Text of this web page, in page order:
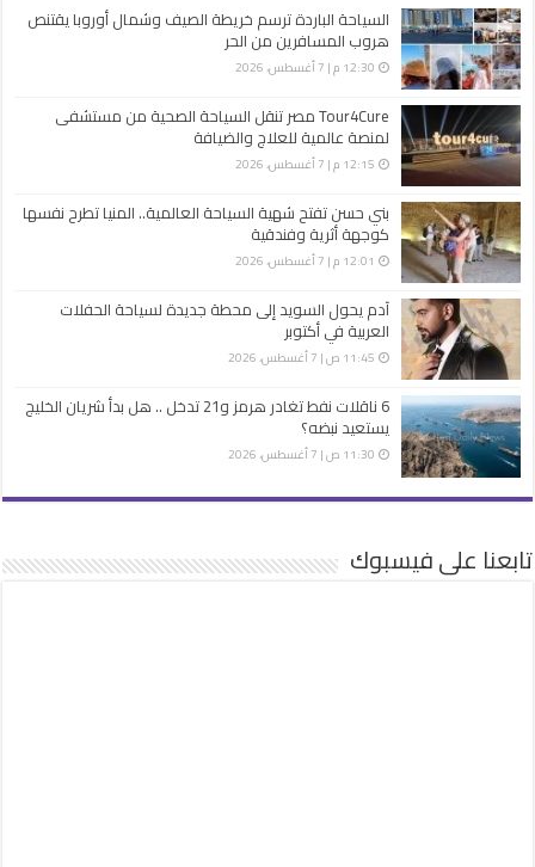
السياحة الباردة ترسم خريطة الصيف وشمال أوروبا يقتنص
هروب المسافرين من الحر
12:30 م | 7 أغسطس، 2026
Tour4Cure مصر تنقل السياحة الصحية من مستشفى
لمنصة عالمية للعلاج والضيافة
12:15 م | 7 أغسطس، 2026
بني حسن تفتح شهية السياحة العالمية.. المنيا تطرح نفسها
كوجهة أثرية وفندقية
12:01 م | 7 أغسطس، 2026
آدم يحول السويد إلى محطة جديدة لسياحة الحفلات
العربية في أكتوبر
11:45 ص | 7 أغسطس، 2026
6 ناقلات نفط تغادر هرمز و21 تدخل .. هل بدأ شريان الخليج
يستعيد نبضه؟
11:30 ص | 7 أغسطس، 2026
تابعنا على فيسبوك